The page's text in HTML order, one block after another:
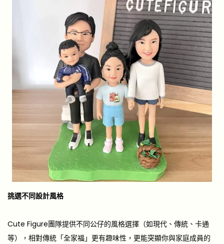
挑選不同設計風格
Cute Figure團隊提供不同公仔的風格選擇（如現代、傳統、卡通
等），相對傳統「全家福」更有趣味性，更能突顯你與家庭成員的